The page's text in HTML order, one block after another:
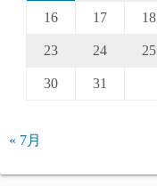
16 17 18
23 24 25
30 31
« 7月